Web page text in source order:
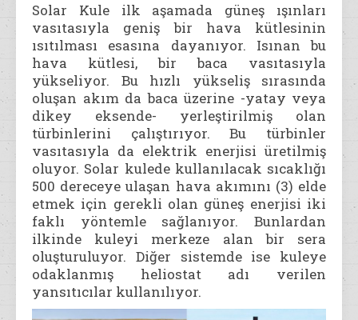
Solar Kule ilk aşamada güneş ışınları
vasıtasıyla geniş bir hava kütlesinin
ısıtılması esasına dayanıyor. Isınan bu
hava kütlesi, bir baca vasıtasıyla
yükseliyor. Bu hızlı yükseliş sırasında
oluşan akım da baca üzerine -yatay veya
dikey eksende- yerleştirilmiş olan
türbinlerini çalıştırıyor. Bu türbinler
vasıtasıyla da elektrik enerjisi üretilmiş
oluyor. Solar kulede kullanılacak sıcaklığı
500 dereceye ulaşan hava akımını (3) elde
etmek için gerekli olan güneş enerjisi iki
faklı yöntemle sağlanıyor. Bunlardan
ilkinde kuleyi merkeze alan bir sera
oluşturuluyor. Diğer sistemde ise kuleye
odaklanmış heliostat adı verilen
yansıtıcılar kullanılıyor.